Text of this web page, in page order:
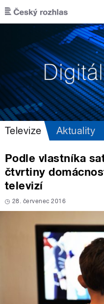
Přejít k hlavnímu obsahu
Televize Aktuality
Podle vlastníka
čtvrtiny
televizí
28. červenec 2016